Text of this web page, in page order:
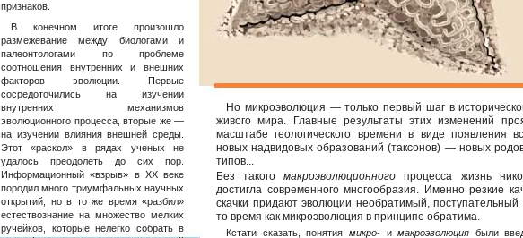
признаков.
В конечном итоге произошло
размежевание между биологами и
палеонтологами по проблеме
соотношения внутренних и внешних
факторов эволюции. Первые
сосредоточились на изучении
внутренних механизмов
эволюционного процесса, вторые же —
на изучении влияния внешней среды.
Этот «раскол» в рядах ученых не
удалось преодолеть до сих пор.
Информационный «взрыв» в XX веке
породил много триумфальных научных
открытий, но в то же время «разбил»
естествознание на множество мелких
ручейков, которые нелегко собрать в
Но микроэволюция — только первый шаг в
живого мира. Главные результаты этих изменений
масштабе геологического времени в виде появления
новых надвидовых образований (таксонов) — новых
типов...
Без такогомакроэволюционногопроцесса жизнь
достигла современного многообразия. Именно резкие
скачки придают эволюции необратимый, поступательный
то время как микроэволюция в принципе обратима.
Кстати сказать, понятия микро- имакроэволюция были